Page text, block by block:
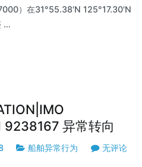
）在31°55.38'N 125°17.30'N
…
异常转向
船舶异常行为 无评论